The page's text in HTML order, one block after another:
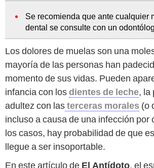
Se recomienda que ante cualquier
dental se consulte con un
Los dolores de muelas son una
mayoría de las personas han
momento de sus vidas. Pueden
infancia con losdientes de leche, la
adultez con lasterceras morales (o
incluso a causa de una infección por
los casos, hay probabilidad de que
llegue a ser insoportable.
En este artículo de El Antídoto, el